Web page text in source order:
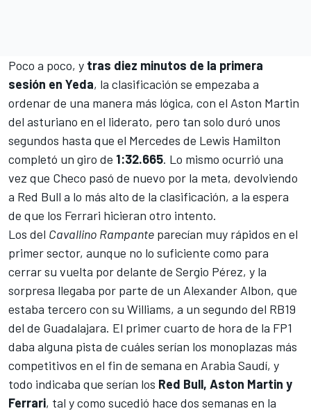
Poco a poco, y tras diez minutos de la primera
sesión en Yeda, la clasificación se empezaba a
ordenar de una manera más lógica, con el Aston Martin
del asturiano en el liderato, pero tan solo duró unos
segundos hasta que el Mercedes de Lewis Hamilton
completó un giro de 1:32.665. Lo mismo ocurrió una
vez que Checo pasó de nuevo por la meta, devolviendo
a Red Bull a lo más alto de la clasificación, a la espera
de que los Ferrari hicieran otro intento.
Los del Cavallino Rampante parecían muy rápidos en el
primer sector, aunque no lo suficiente como para
cerrar su vuelta por delante de Sergio Pérez, y la
sorpresa llegaba por parte de un Alexander Albon, que
estaba tercero con su Williams, a un segundo del RB19
del de Guadalajara. El primer cuarto de hora de la FP1
daba alguna pista de cuáles serían los monoplazas más
competitivos en el fin de semana en Arabia Saudí, y
todo indicaba que serían los Red Bull, Aston Martin y
Ferrari, tal y como sucedió hace dos semanas en la